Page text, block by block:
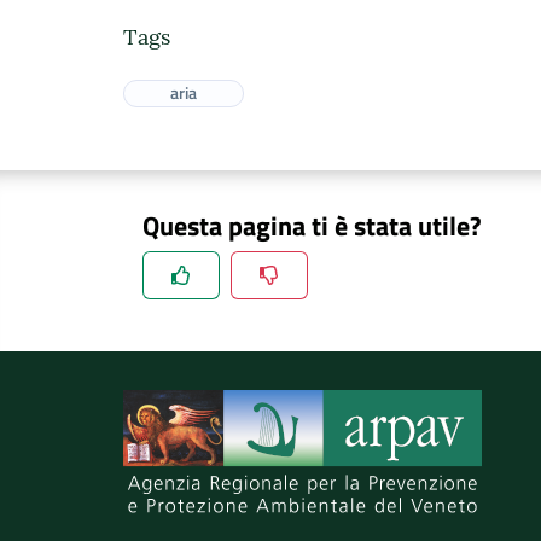
Tags
aria
Questa pagina ti è stata utile?
Spiegaci perchè, e aiutaci a migliorare il